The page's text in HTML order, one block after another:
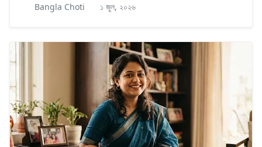
Bangla Choti ১ জুল, ২০২৬